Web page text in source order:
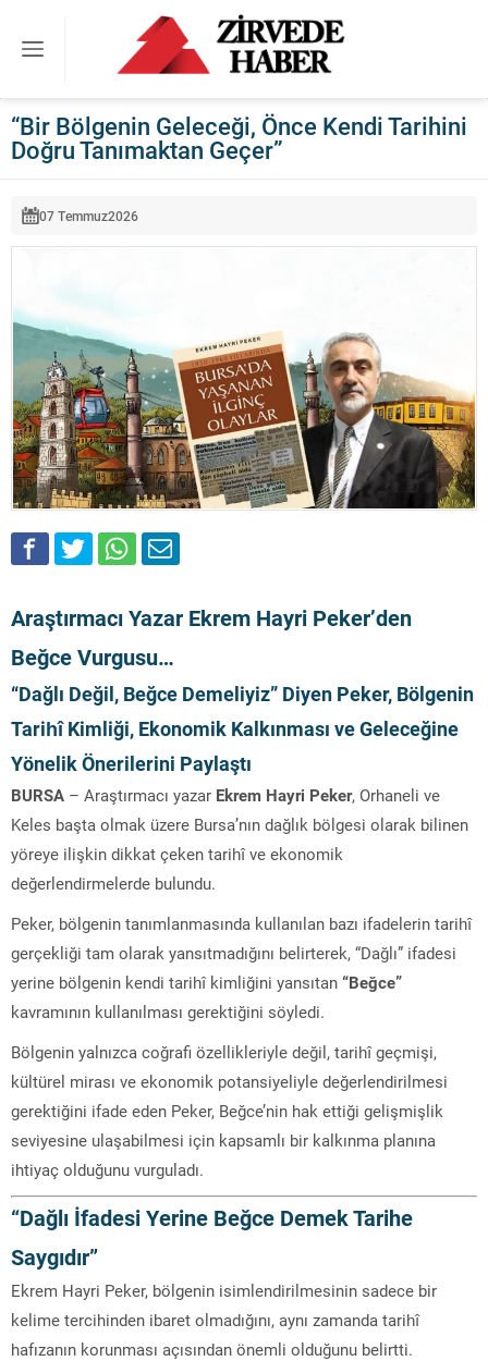
“Bir Bölgenin Geleceği, Önce Kendi Tarihini
Doğru Tanımaktan Geçer”
07 Temmuz2026
Araştırmacı Yazar Ekrem Hayri Peker’den
Beğce Vurgusu…
“Dağlı Değil, Beğce Demeliyiz” Diyen Peker, Bölgenin
Tarihî Kimliği, Ekonomik Kalkınması ve Geleceğine
Yönelik Önerilerini Paylaştı
BURSA – Araştırmacı yazar Ekrem Hayri Peker, Orhaneli ve
Keles başta olmak üzere Bursa’nın dağlık bölgesi olarak bilinen
yöreye ilişkin dikkat çeken tarihî ve ekonomik
değerlendirmelerde bulundu.
Peker, bölgenin tanımlanmasında kullanılan bazı ifadelerin tarihî
gerçekliği tam olarak yansıtmadığını belirterek, “Dağlı” ifadesi
yerine bölgenin kendi tarihî kimliğini yansıtan “Beğce”
kavramının kullanılması gerektiğini söyledi.
Bölgenin yalnızca coğrafi özellikleriyle değil, tarihî geçmişi,
kültürel mirası ve ekonomik potansiyeliyle değerlendirilmesi
gerektiğini ifade eden Peker, Beğce’nin hak ettiği gelişmişlik
seviyesine ulaşabilmesi için kapsamlı bir kalkınma planına
ihtiyaç olduğunu vurguladı.
“Dağlı İfadesi Yerine Beğce Demek Tarihe
Saygıdır”
Ekrem Hayri Peker, bölgenin isimlendirilmesinin sadece bir
kelime tercihinden ibaret olmadığını, aynı zamanda tarihî
hafızanın korunması açısından önemli olduğunu belirtti.